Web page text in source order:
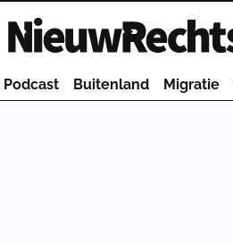
Homepage van NieuwRechts
Podcast Buitenland Migratie